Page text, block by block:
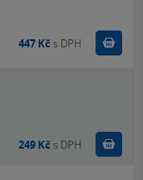
447 Kč s DPH
249 Kč s DPH